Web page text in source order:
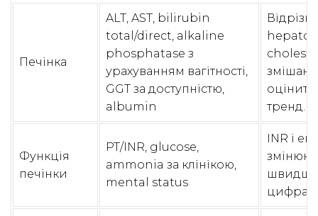
Печінка
ALT, AST, bilirubin
total/direct, alkaline
phosphatase з
урахуванням вагітності,
GGT за доступністю,
albumin
оцінити
тренд.
Функція
печінки
PT/INR, glucose,
ammonia за клінікою,
mental status
INR і
цифра